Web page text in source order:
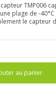
TMP006
plage de -40°C
le capteur
au panier